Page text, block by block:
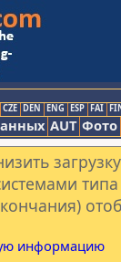
CZE DEN ENG ESP FAI
AUT Фото
информацию